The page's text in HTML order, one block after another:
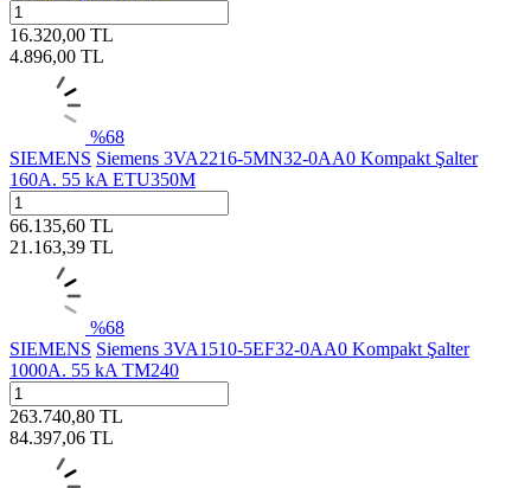
16.320,00 TL
4.896,00 TL
%68
SIEMENS Siemens 3VA2216-5MN32-0AA0 Kompakt Şalter
160A. 55 kA ETU350M
66.135,60 TL
21.163,39 TL
%68
SIEMENS Siemens 3VA1510-5EF32-0AA0 Kompakt Şalter
1000A. 55 kA TM240
263.740,80 TL
84.397,06 TL